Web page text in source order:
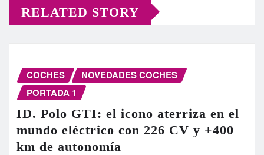
RELATED STORY
COCHES
NOVEDADES COCHES
PORTADA 1
ID. Polo GTI: el icono aterriza en el
mundo eléctrico con 226 CV y +400
km de autonomía